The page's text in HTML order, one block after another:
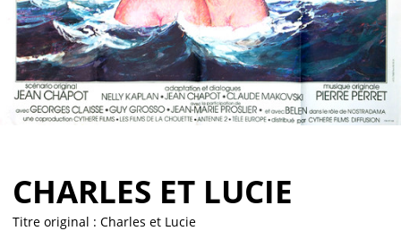
CHARLES ET LUCIE
Titre original : Charles et Lucie